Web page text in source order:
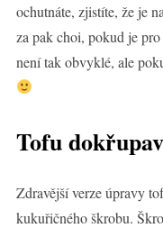
ochutnáte, zjistíte, že je
za pak choi, pokud je
není tak obvyklé, ale
Tofu
Zdravější verze úpravy
kukuřičného škrobu.